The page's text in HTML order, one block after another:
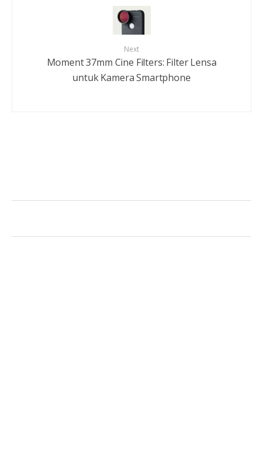
Next
Moment 37mm Cine Filters: Filter Lensa
untuk Kamera Smartphone